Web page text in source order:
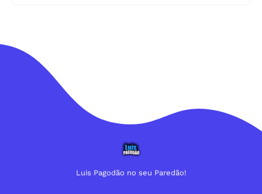
Luis Pagodão no seu Paredão!